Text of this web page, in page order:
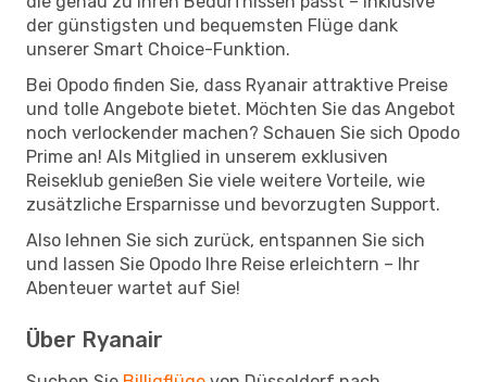
der günstigsten und bequemsten Flüge dank
unserer Smart Choice-Funktion.
Bei Opodo finden Sie, dass Ryanair attraktive Preise
und tolle Angebote bietet. Möchten Sie das Angebot
noch verlockender machen? Schauen Sie sich Opodo
Prime an! Als Mitglied in unserem exklusiven
Reiseklub genießen Sie viele weitere Vorteile, wie
zusätzliche Ersparnisse und bevorzugten Support.
Also lehnen Sie sich zurück, entspannen Sie sich
und lassen Sie Opodo Ihre Reise erleichtern – Ihr
Abenteuer wartet auf Sie!
Über Ryanair